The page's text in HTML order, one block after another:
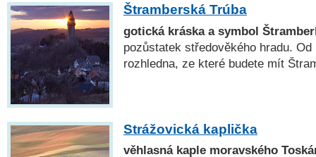
Štramberská Trúba
gotická kráska a symbol
pozůstatek středověkého hradu.
rozhledna, ze které budete mít
Strážovická kaplička
věhlasná kaple moravského